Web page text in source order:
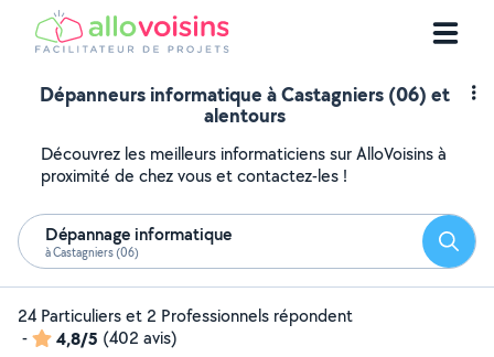
Dépanneurs informatique à Castagniers (06) et
alentours
Découvrez les meilleurs informaticiens sur AlloVoisins à
proximité de chez vous et contactez-les !
Dépannage informatique
à Castagniers (06)
24 Particuliers et 2 Professionnels répondent
-
4,8/5 (402 avis)